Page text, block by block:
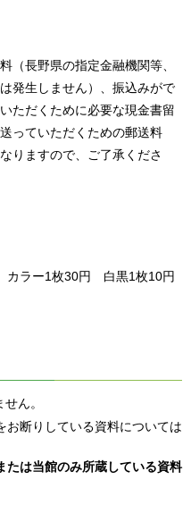
（長野県の指定金融機関等、
発生しません）、振込みがで
ただくために必要な現金書留
っていただくための郵送料
りますので、ご了承くださ
カラー1枚30円 白黒1枚10円
ん。
お断りしている資料については
たは当館のみ所蔵している資料